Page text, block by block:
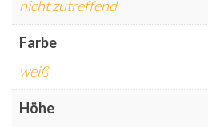
nicht zutreffend
Farbe
weiß
Höhe